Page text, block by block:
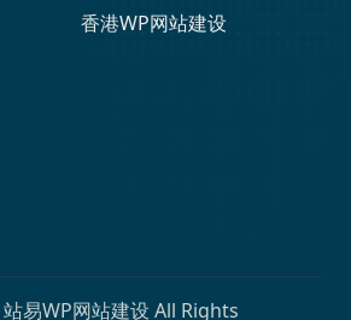
香港WP网站建设
站易WP网站建设 All Rights